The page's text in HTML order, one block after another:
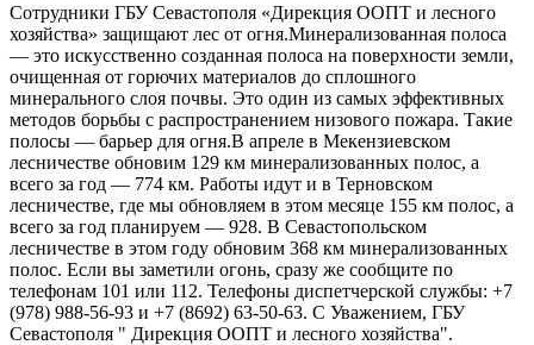
Сотрудники ГБУ Севастополя «Дирекция ООПТ и лесного
хозяйства» защищают лес от огня.Минерализованная полоса
— это искусственно созданная полоса на поверхности земли,
очищенная от горючих материалов до сплошного
минерального слоя почвы. Это один из самых эффективных
методов борьбы с распространением низового пожара. Такие
полосы — барьер для огня.В апреле в Мекензиевском
лесничестве обновим 129 км минерализованных полос, а
всего за год — 774 км. Работы идут и в Терновском
лесничестве, где мы обновляем в этом месяце 155 км полос, а
всего за год планируем — 928. В Севастопольском
лесничестве в этом году обновим 368 км минерализованных
полос. Если вы заметили огонь, сразу же сообщите по
телефонам 101 или 112. Телефоны диспетчерской службы: +7
(978) 988-56-93 и +7 (8692) 63-50-63. С Уважением, ГБУ
Севастополя " Дирекция ООПТ и лесного хозяйства".